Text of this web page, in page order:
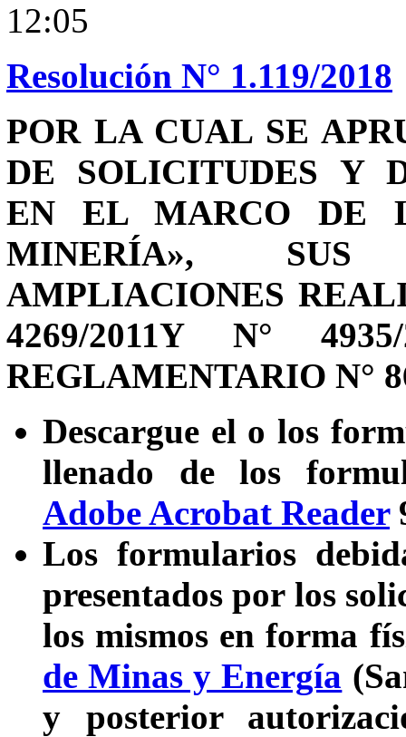
12:05
Resolución N° 1.119/2018
POR LA CUAL SE
DE SOLICITUDES Y
EN EL MARCO DE
MINERÍA», SUS
AMPLIACIONES
4269/2011Y N°
REGLAMENTARIO N°
Descargue el o los
llenado de los
Adobe Acrobat Reader
Los formularios
presentados por los
los mismos en forma
de Minas y Energía
y posterior